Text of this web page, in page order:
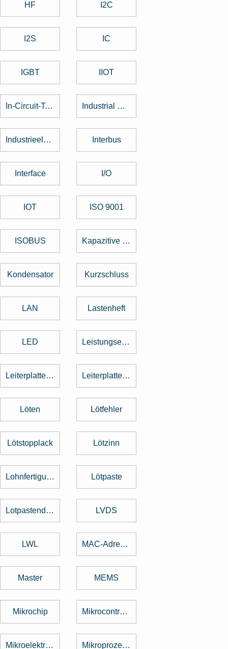
HF I2C
I2S IC
IGBT IIOT
In-Circuit-Test Industrial Design
Industrieelektronik Interbus
Interface I/O
IOT ISO 9001
ISOBUS Kapazitive Tasten
Kondensator Kurzschluss
LAN Lastenheft
LED Leistungselektronik
Leiterplattenbestückung Leiterplattenentflechtung
Löten Lötfehler
Lötstopplack Lötzinn
Lohnfertigung Lötpaste
Lotpastendruck LVDS
LWL MAC-Adresse
Master MEMS
Mikrochip Mikrocontroller
Mikroelektronik Mikroprozessor